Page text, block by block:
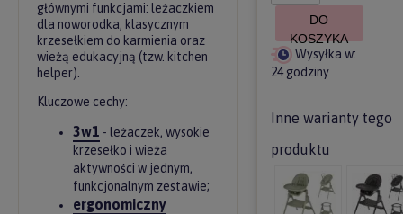
głównymi funkcjami: leżaczkiem
dla noworodka, klasycznym
krzesełkiem do karmienia oraz
wieżą edukacyjną (tzw. kitchen
helper).
Kluczowe cechy:
3w1 - leżaczek, wysokie
krzesełko i wieża
aktywności w jednym,
funkcjonalnym zestawie;
ergonomiczny
DO
KOSZYKA
Wysyłka w:
24 godziny
Inne warianty tego
produktu